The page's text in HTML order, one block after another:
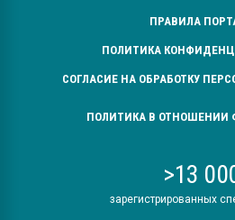
ПРАВИЛА
ПОЛИТИКА
СОГЛАСИЕ НА ОБРАБОТКУ
ПОЛИТИКА В ОТНОШЕНИИ
>13
зарегистрированных